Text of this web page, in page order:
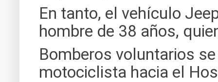
En tanto, el vehículo
hombre de 38 años,
Bomberos voluntarios
motociclista hacia el